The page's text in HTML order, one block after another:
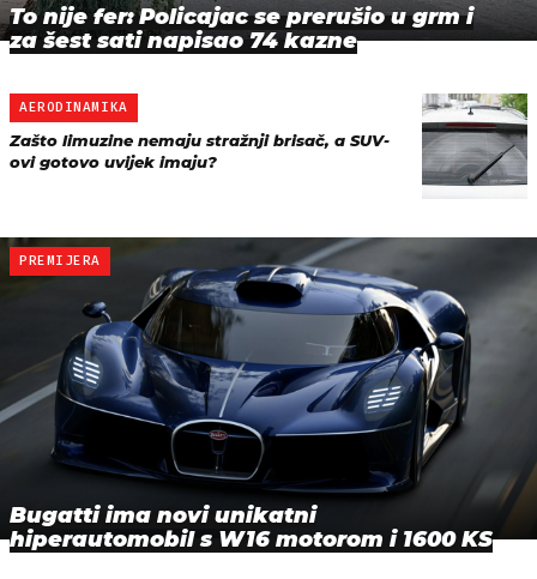
To nije fer: Policajac se prerušio u grm i
za šest sati napisao 74 kazne
AERODINAMIKA
Zašto limuzine nemaju stražnji brisač, a SUV-
ovi gotovo uvijek imaju?
PREMIJERA
Bugatti ima novi unikatni
hiperautomobil s W16 motorom i 1600 KS